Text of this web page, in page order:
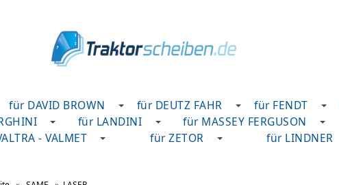
für DAVID BROWN für DEUTZ FAHR für FENDT
für LANDINI für MASSEY FERGUSON
- VALMET für ZETOR für LINDNER